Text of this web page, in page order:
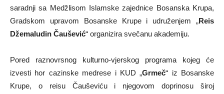
saradnji sa Medžlisom Islamske zajednice Bosanska Krupa,
Gradskom upravom Bosanske Krupe i udruženjem „Reis
Džemaludin Čaušević“ organizira svečanu akademiju.
Pored raznovrsnog kulturno-vjerskog programa kojeg će
izvesti hor cazinske medrese i KUD „Grmeč“ iz Bosanske
Krupe, o reisu Čauševiću i njegovom doprinosu široj